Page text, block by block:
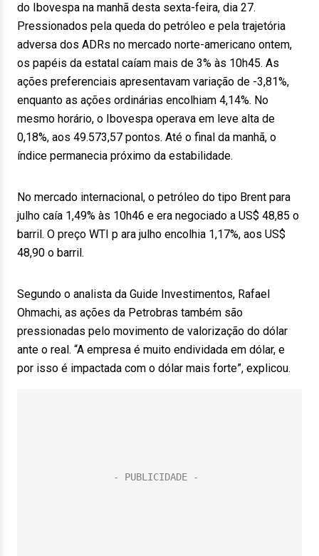
do Ibovespa na manhã desta sexta-feira, dia 27.
Pressionados pela queda do petróleo e pela trajetória
adversa dos ADRs no mercado norte-americano ontem,
os papéis da estatal caíam mais de 3% às 10h45. As
ações preferenciais apresentavam variação de -3,81%,
enquanto as ações ordinárias encolhiam 4,14%. No
mesmo horário, o Ibovespa operava em leve alta de
0,18%, aos 49.573,57 pontos. Até o final da manhã, o
índice permanecia próximo da estabilidade.
No mercado internacional, o petróleo do tipo Brent para
julho caía 1,49% às 10h46 e era negociado a US$ 48,85 o
barril. O preço WTI p ara julho encolhia 1,17%, aos US$
48,90 o barril.
Segundo o analista da Guide Investimentos, Rafael
Ohmachi, as ações da Petrobras também são
pressionadas pelo movimento de valorização do dólar
ante o real. “A empresa é muito endividada em dólar, e
por isso é impactada com o dólar mais forte”, explicou.